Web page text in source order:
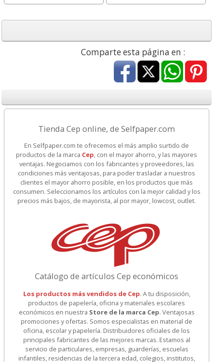
Comparte esta página en :
Tienda Cep online, de Selfpaper.com
En Selfpaper.com te ofrecemos el más amplio surtido de
productos de la marca Cep, con el mayor ahorro, y las mayores
ventajas. Negociamos con los fabricantes y proveedores, las
condiciones más ventajosas, para poder trasladar a nuestros
clientes el mayor ahorro posible, en los productos que más
consumen. Seleccionamos los artículos con la mejor calidad y los
precios más bajos, de mayorista, al por mayor, lowcost, outlet.
Catálogo de artículos Cep económicos
Los productos más vendidos de Cep. A tu disposición,
productos de papelería, oficina y materiales escolares
económicos en nuestra Store de la marca Cep. Ventajosas
promociones y ofertas. Somos especialistas en material de
oficina, escolar y papelería. Distribuidores oficiales de los
principales fabricantes de las mejores marcas. Estamos al
servicio de particulares, empresas, guarderías, escuelas
infantiles, residencias de la tercera edad, colegios, institutos,